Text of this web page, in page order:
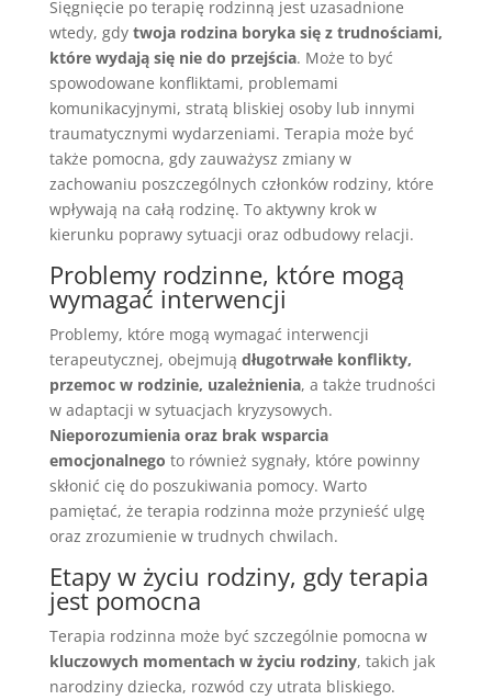
Sięgnięcie po terapię rodzinną jest uzasadnione
wtedy, gdy twoja rodzina boryka się z trudnościami,
które wydają się nie do przejścia. Może to być
spowodowane konfliktami, problemami
komunikacyjnymi, stratą bliskiej osoby lub innymi
traumatycznymi wydarzeniami. Terapia może być
także pomocna, gdy zauważysz zmiany w
zachowaniu poszczególnych członków rodziny, które
wpływają na całą rodzinę. To aktywny krok w
kierunku poprawy sytuacji oraz odbudowy relacji.
Problemy rodzinne, które mogą
wymagać interwencji
Problemy, które mogą wymagać interwencji
terapeutycznej, obejmują długotrwałe konflikty,
przemoc w rodzinie, uzależnienia, a także trudności
w adaptacji w sytuacjach kryzysowych.
Nieporozumienia oraz brak wsparcia
emocjonalnego to również sygnały, które powinny
skłonić cię do poszukiwania pomocy. Warto
pamiętać, że terapia rodzinna może przynieść ulgę
oraz zrozumienie w trudnych chwilach.
Etapy w życiu rodziny, gdy terapia
jest pomocna
Terapia rodzinna może być szczególnie pomocna w
kluczowych momentach w życiu rodziny, takich jak
narodziny dziecka, rozwód czy utrata bliskiego.